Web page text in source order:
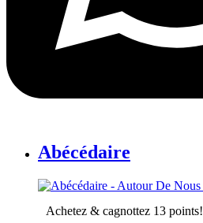
Abécédaire
Achetez & cagnottez 13 points!